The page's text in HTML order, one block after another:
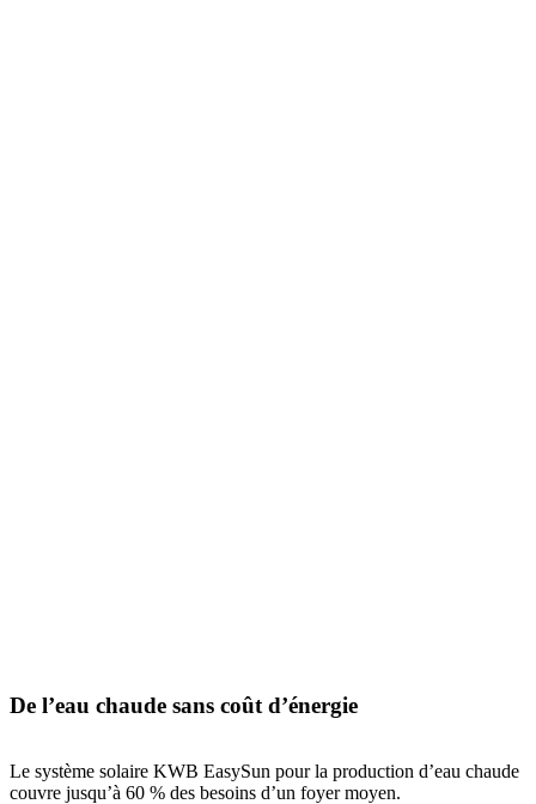
De l’eau chaude sans coût d’énergie
Le système solaire KWB EasySun pour la production d’eau chaude
couvre jusqu’à 60 % des besoins d’un foyer moyen.